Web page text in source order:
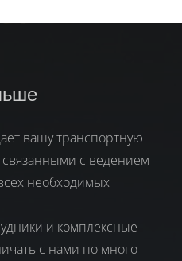
вашу транспортную
с ведением
необходимых
и комплексные
с нами по много